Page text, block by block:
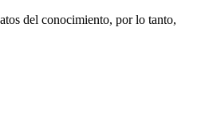
del conocimiento, por lo tanto,